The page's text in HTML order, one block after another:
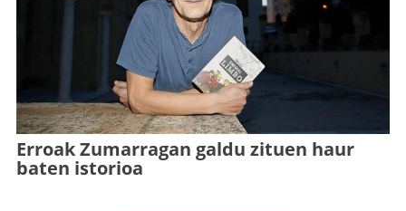
Erroak Zumarragan galdu zituen haur
baten istorioa